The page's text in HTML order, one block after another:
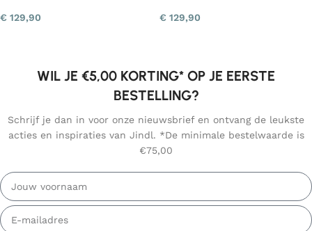
€ 129,90 € 129,90
WIL JE €5,00 KORTING* OP JE EERSTE
BESTELLING?
Schrijf je dan in voor onze nieuwsbrief en ontvang de leukste
acties en inspiraties van Jindl. *De minimale bestelwaarde is
€75,00